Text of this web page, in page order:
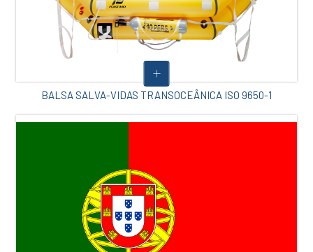
BALSA SALVA-VIDAS TRANSOCEÂNICA ISO 9650-1